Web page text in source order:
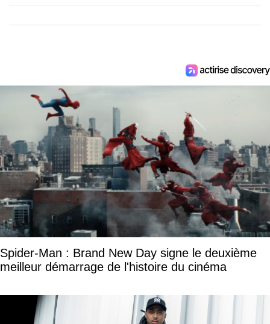
Spider-Man : Brand New Day signe le deuxième
meilleur démarrage de l'histoire du cinéma